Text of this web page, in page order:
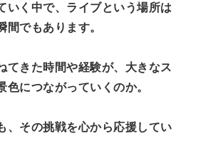
いく中で、ライブという場所は
間でもあります。
てきた時間や経験が、大きなス
色につながっていくのか。
、その挑戦を心から応援してい